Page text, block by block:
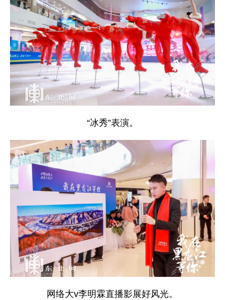
“冰秀”表演。
网络大v李明霖直播影展好风光。